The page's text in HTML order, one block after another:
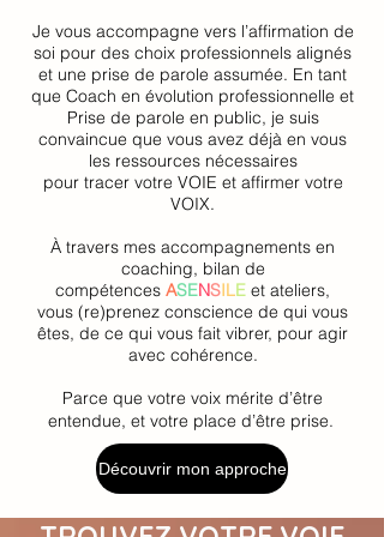
Je vous accompagne vers l’affirmation de
soi pour des choix professionnels alignés
et une prise de parole assumée. En tant
que Coach en évolution professionnelle et
Prise de parole en public, je suis
convaincue que vous avez déjà en vous
les ressources nécessaires
pour tracer votre VOIE et affirmer votre
VOIX.
À travers mes accompagnements en
coaching, bilan de
compétences ASENSILE et ateliers,
vous (re)prenez conscience de qui vous
êtes, de ce qui vous fait vibrer, pour agir
avec cohérence.
Parce que votre voix mérite d’être
entendue, et votre place d’être prise.
Découvrir mon approche